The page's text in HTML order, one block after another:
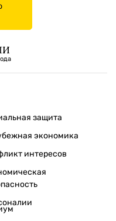
защита
экономика
интересов